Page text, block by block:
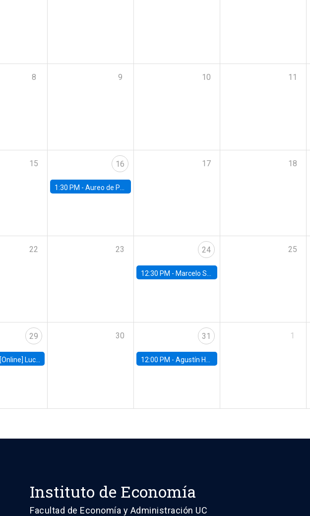
8 9 10 11
15 16
1:30 PM -Aureo de Paula, UCL
17 18
22 23 24
12:30 PM - Marcelo Sant'Anna, FGV - EPGE
25
29
[Online] Luciana Juvenal, International Monetary Fund (IMF)
30 31
12:00 PM -Agustín Hurtado, University of Maryland
1
Instituto de Economía
Facultad de Economía y Administración UC